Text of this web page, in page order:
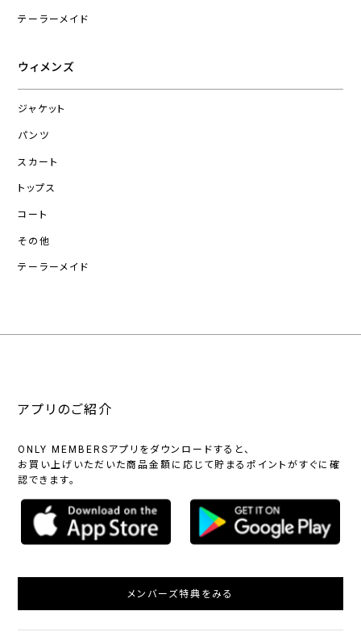
テーラーメイド
ウィメンズ
ジャケット
パンツ
スカート
トップス
コート
その他
テーラーメイド
アプリのご紹介
ONLY MEMBERSアプリをダウンロードすると、
お買い上げいただいた商品金額に応じて貯まるポイントがすぐに確
認できます。
メンバーズ特典をみる